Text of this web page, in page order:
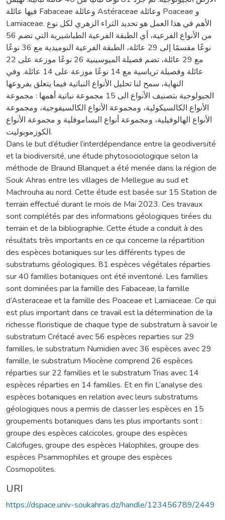
فيها عائلة Fabaceae وعائلة Astéraceae وعائلة Poaceae و
Lamiaceae. الأهم في هذا العمل هو تحديد الثراء الزهري لكل نوع
من الأنواع الفرعية، أي الطبقة الفرعية الطباشيرية التي تضم 56
نوعًا مقسمًا إلى 29 عائلة، الطبقة الفرعية النوميدية مع 36 نوعًا
مع 29 عائلة، تضم فصيلة الميوسينية 26 نوعًا موزعة على 22
عائلة وفصيلة ترياسية مع 14 نوعًا موزعة على 14 عائلة. وفي
النهاية، سمح لنا تحليل الأنواع النباتية فيما يتعلق بفروعها
الجيولوجية بتصنيف الأنواع الى 15 مجموعة نباتية أهمها : مجموعة
الأنواع الكالسيكولية، ومجموعة الأنواع الكالسيفوجية، ومجموعة
الأنواع الهالوفيلية، ومجموعة أنواع البساموفلية و مجموعة الأنواع
الكوزموبوليت.
Dans le but d’étudier l’interdépendance entre la geodiversité
et la biodiversité, une étude phytosociologique selon la
méthode de Braund Blanquet a été menée dans la région de
Souk Ahras entre les villages de Mellegue au sud et
Machrouha au nord. Cette étude est basée sur 15 Station de
terrain effectué durant le mois de Mai 2023. Ces travaux
sont complétés par des informations géologiques tirées du
terrain et de la bibliographie. Cette étude a conduit à des
résultats très importants en ce qui concerne la répartition
des espèces botaniques sur les différents types de
substratums géologiques. 81 espèces végétales réparties
sur 40 familles botaniques ont été inventorié. Les familles
sont dominées par la famille des Fabaceae, la famille
d’Asteraceae et la famille des Poaceae et Lamiaceae. Ce qui
est plus important dans ce travail est la détermination de la
richesse floristique de chaque type de substratum à savoir le
substratum Crétacé avec 56 espèces reparties sur 29
familles, le substratum Numidien avec 36 espèces avec 29
famille, le substratum Miocène comprend 26 espèces
réparties sur 22 familles et le substratum Trias avec 14
espèces réparties en 14 familles. Et en fin L’analyse des
espèces botaniques en relation avec leurs substratums
géologiques nous a permis de classer les espèces en 15
groupements botaniques dans les plus importants sont :
groupe des espèces calcicoles, groupe des espèces
Calcifuges, groupe des espèces Halophiles, groupe des
espèces Psammophiles et groupe des espèces
Cosmopolites.
URI
https://dspace.univ-soukahras.dz/handle/123456789/2449